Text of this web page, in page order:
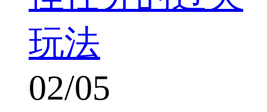
玩法
02/05